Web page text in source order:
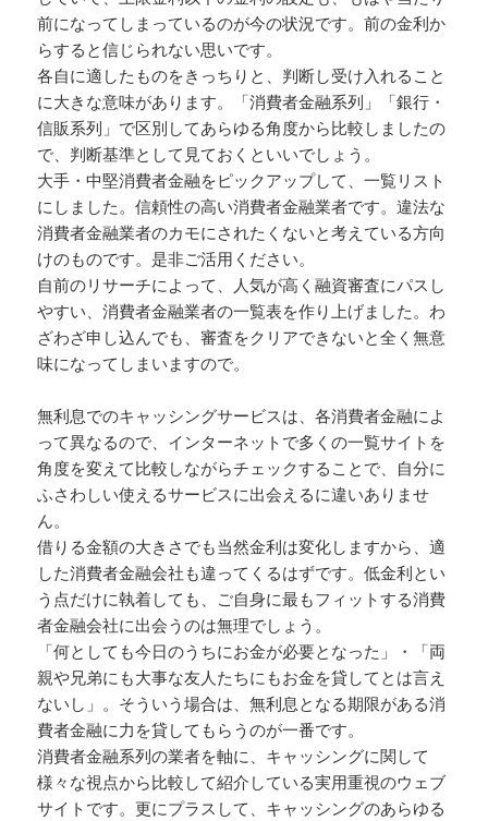
前になってしまっているのが今の状況です。前の金利か
らすると信じられない思いです。
各自に適したものをきっちりと、判断し受け入れること
に大きな意味があります。「消費者金融系列」「銀行・
信販系列」で区別してあらゆる角度から比較しましたの
で、判断基準として見ておくといいでしょう。
大手・中堅消費者金融をピックアップして、一覧リスト
にしました。信頼性の高い消費者金融業者です。違法な
消費者金融業者のカモにされたくないと考えている方向
けのものです。是非ご活用ください。
自前のリサーチによって、人気が高く融資審査にパスし
やすい、消費者金融業者の一覧表を作り上げました。わ
ざわざ申し込んでも、審査をクリアできないと全く無意
味になってしまいますので。
無利息でのキャッシングサービスは、各消費者金融によ
って異なるので、インターネットで多くの一覧サイトを
角度を変えて比較しながらチェックすることで、自分に
ふさわしい使えるサービスに出会えるに違いありませ
ん。
借りる金額の大きさでも当然金利は変化しますから、適
した消費者金融会社も違ってくるはずです。低金利とい
う点だけに執着しても、ご自身に最もフィットする消費
者金融会社に出会うのは無理でしょう。
「何としても今日のうちにお金が必要となった」・「両
親や兄弟にも大事な友人たちにもお金を貸してとは言え
ないし」。そういう場合は、無利息となる期限がある消
費者金融に力を貸してもらうのが一番です。
消費者金融系列の業者を軸に、キャッシングに関して
様々な視点から比較して紹介している実用重視のウェブ
サイトです。更にプラスして、キャッシングのあらゆる